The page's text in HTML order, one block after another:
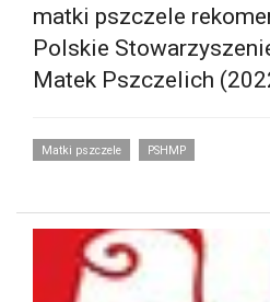
matki pszczele
Polskie
Matek Pszczelich
Matki pszczele PSHMP